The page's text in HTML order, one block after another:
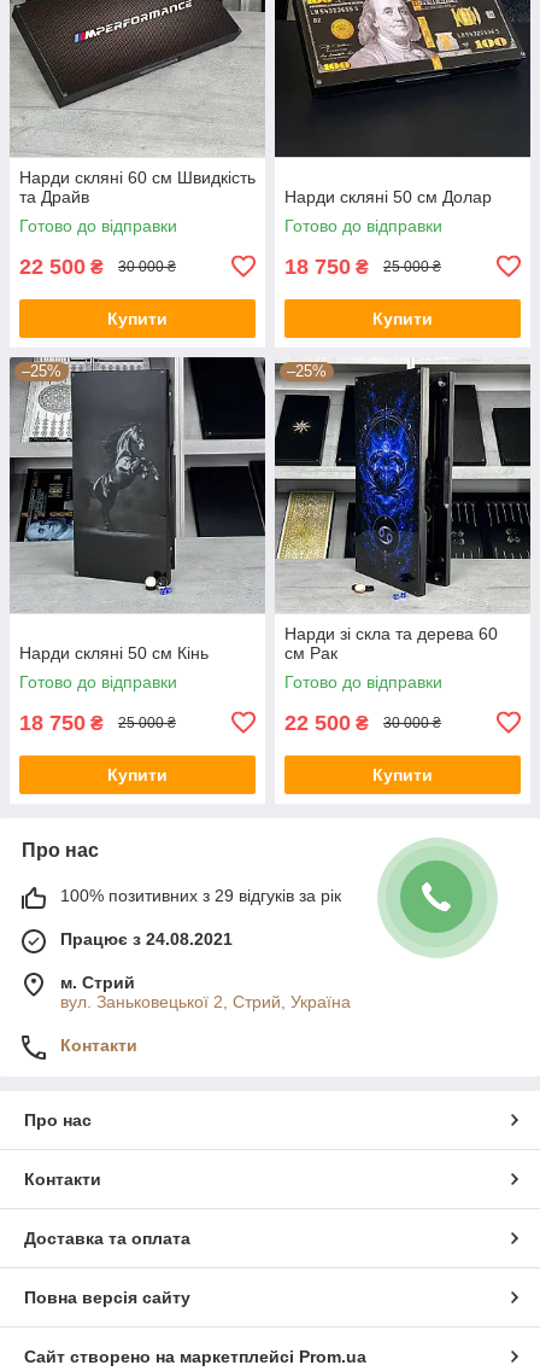
Нарди скляні 60 см Швидкість
та Драйв
Готово до відправки
22 500 ₴ 30 000 ₴
Купити
Нарди скляні 50 см Долар
Готово до відправки
18 750 ₴ 25 000 ₴
Купити
–25%
Нарди скляні 50 см Кінь
Готово до відправки
18 750 ₴ 25 000 ₴
Купити
–25%
Нарди зі скла та дерева 60
см Рак
Готово до відправки
22 500 ₴ 30 000 ₴
Купити
Про нас
100% позитивних з 29 відгуків за рік
Працює з 24.08.2021
м. Стрий
вул. Заньковецької 2, Стрий, Україна
Контакти
Про нас
Контакти
Доставка та оплата
Повна версія сайту
Сайт створено на маркетплейсі Prom.ua